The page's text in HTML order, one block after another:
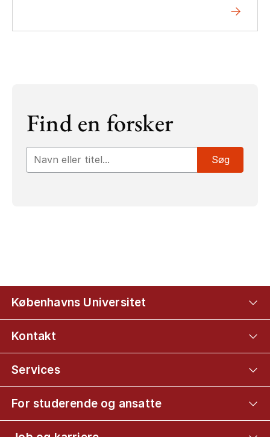
Find en forsker
Inputfelt til søgeord Søg
Københavns Universitet
Kontakt
Services
For studerende og ansatte